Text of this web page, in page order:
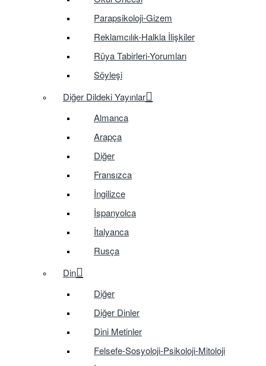
Parapsikoloji-Gizem
Reklamcılık-Halkla İlişkiler
Rüya Tabirleri-Yorumları
Söyleşi
Diğer Dildeki Yayınlar
Almanca
Arapça
Diğer
Fransızca
İngilizce
İspanyolca
İtalyanca
Rusça
Din
Diğer
Diğer Dinler
Dini Metinler
Felsefe-Sosyoloji-Psikoloji-Mitoloji